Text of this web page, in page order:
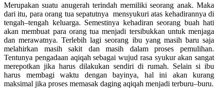
Merupakan suatu anugerah terindah memiliki seorang anak. Maka
dari itu, para orang tua sepatutnya mensyukuri atas kehadirannya di
tengah–tengah keluarga. Semestinya kehadiran seorang buah hati
akan membuat para orang tua menjadi tersibukkan untuk menjaga
dan merawatnya. Terlebih lagi seorang ibu yang masih baru saja
melahirkan masih sakit dan masih dalam proses pemulihan.
Tentunya pengadaan aqiqah sebagai wujud rasa syukur akan sangat
merepotkan jika harus dilakukan sendiri di rumah. Selain si ibu
harus membagi waktu dengan bayinya, hal ini akan kurang
maksimal jika proses memasak daging aqiqah menjadi terburu–buru.